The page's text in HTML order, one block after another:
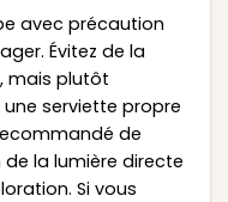
avec précaution
Évitez de la
mais plutôt
serviette propre
de
de la lumière directe
Si vous